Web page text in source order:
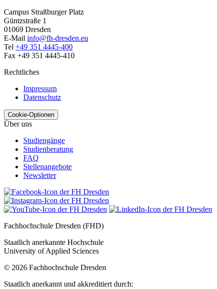
Campus Straßburger Platz
Güntzstraße 1
01069 Dresden
E-Mail info@fh-dresden.eu
Tel +49 351 4445-400
Fax +49 351 4445-410
Rechtliches
Impressum
Datenschutz
Cookie-Optionen
Über uns
Studiengänge
Studienberatung
FAQ
Stellenangebote
Newsletter
Fachhochschule Dresden (FHD)
Staatlich anerkannte Hochschule
University of Applied Sciences
© 2026 Fachhochschule Dresden
Staatlich anerkannt und akkreditiert durch: